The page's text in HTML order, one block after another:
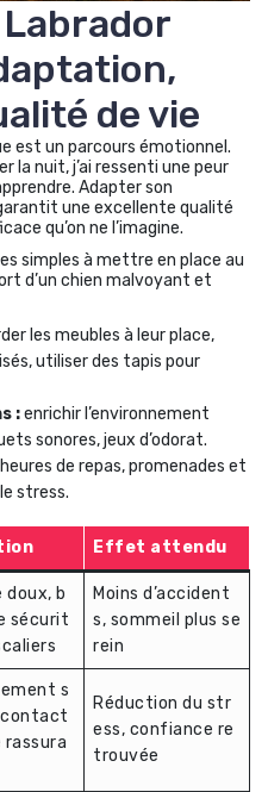
de vie
est un parcours émotionnel.
la nuit, j’ai ressenti une peur
Adapter son
une excellente qualité
qu’on ne l’imagine.
simples à mettre en place au
d’un chien malvoyant et
les meubles à leur place,
utiliser des tapis pour
:enrichir l’environnement
sonores, jeux d’odorat.
heures de repas, promenades et
stress.
Effet attendu
doux, b
sécurit
Moins d’accident
s, sommeil plus se
rein
s
contact
rassura
Réduction du str
ess, confiance re
trouvée